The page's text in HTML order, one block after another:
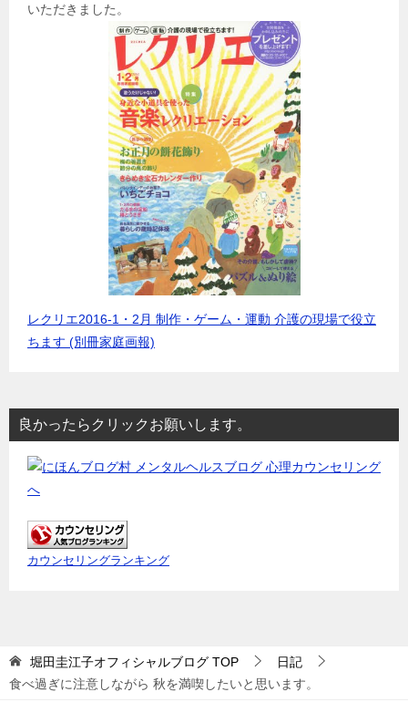
いただきました。
レクリエ2016-1・2月 制作・ゲーム・運動 介護の現場で役立
ちます (別冊家庭画報)
良かったらクリックお願いします。
カウンセリングランキング
堀田圭江子オフィシャルブログ TOP
日記
食べ過ぎに注意しながら 秋を満喫したいと思います。